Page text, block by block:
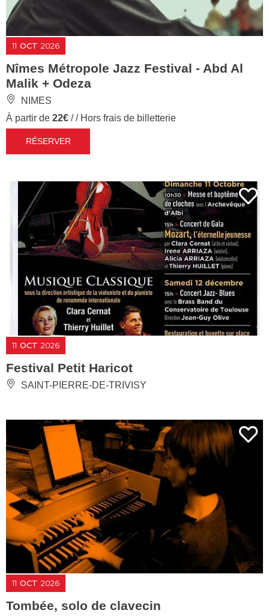
11 OCT 2026
Nîmes Métropole Jazz Festival - Abd Al
Malik + Odeza
NIMES
À partir de 22€ / / Hors frais de billetterie
RÉSERVER
11 OCT 2026
Festival Petit Haricot
SAINT-PIERRE-DE-TRIVISY
11 OCT 2026
Tombée, solo de clavecin